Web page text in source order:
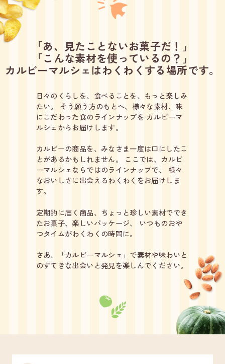
「あ、見たことないお菓子だ！」
「こんな素材を使っているの？」
カルビーマルシェはわくわくする場所です。
日々のくらしを、食べることを、もっと楽しみ
たい。
そう願う方のもとへ、様々な素材、味
にこだわった食のラインナップを カルビーマ
ルシェからお届けします。
カルビーの商品を、みなさま一度は口にしたこ
とがあるかもしれません。
ここでは、カルビ
ーマルシェならではのラインナップで、
様々
なおいしさに出会えるわくわくをお届けしま
す。
定期的に届く商品、ちょっと珍しい素材ででき
たお菓子、楽しいパッケージ、
いつものおや
つタイムがわくわくの時間に。
さあ、「カルビーマルシェ」で素材や味わいと
のすてきな出会いと発見を楽しんでください。